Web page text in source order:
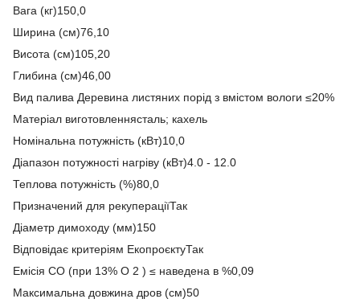
Вага (кг)150,0
Ширина (см)76,10
Висота (см)105,20
Глибина (см)46,00
Вид палива Деревина листяних порід з вмістом вологи ≤20%
Матеріал виготовленнясталь; кахель
Номінальна потужність (кВт)10,0
Діапазон потужності нагріву (кВт)4.0 - 12.0
Теплова потужність (%)80,0
Призначений для рекупераціїТак
Діаметр димоходу (мм)150
Відповідає критеріям ЕкопроєктуТак
Емісія CO (при 13% O 2 ) ≤ наведена в %0,09
Максимальна довжина дров (см)50